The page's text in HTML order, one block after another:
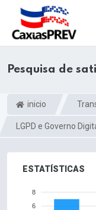
Pesquisa de
inicio
LGPD e Governo
ESTATÍSTICAS
8
6